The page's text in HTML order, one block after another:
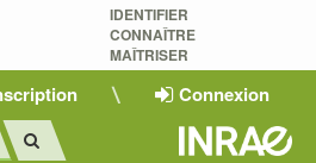
IDENTIFIER
CONNAÎTRE
MAÎTRISER
Connexion